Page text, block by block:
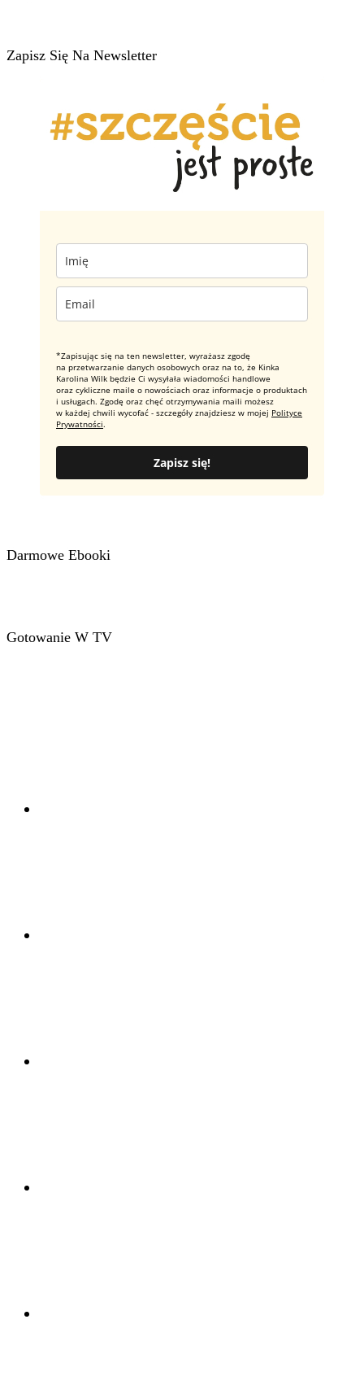
Zapisz Się Na Newsletter
*Zapisując się na ten newsletter, wyrażasz zgodę
na przetwarzanie danych osobowych oraz na to, że Kinka
Karolina Wilk będzie Ci wysyłała wiadomości handlowe
oraz cykliczne maile o nowościach oraz informacje o produktach
i usługach. Zgodę oraz chęć otrzymywania maili możesz
w każdej chwili wycofać - szczegóły znajdziesz w mojej Polityce
Prywatności.
Zapisz się!
Darmowe Ebooki
Gotowanie W TV